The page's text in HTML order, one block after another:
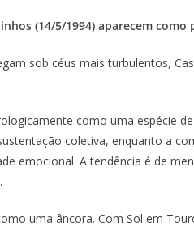
(14/5/1994) aparecem como
sob céus mais turbulentos,
como uma espécie
coletiva, enquanto a
emocional. A tendência é de
uma âncora. Com Sol em